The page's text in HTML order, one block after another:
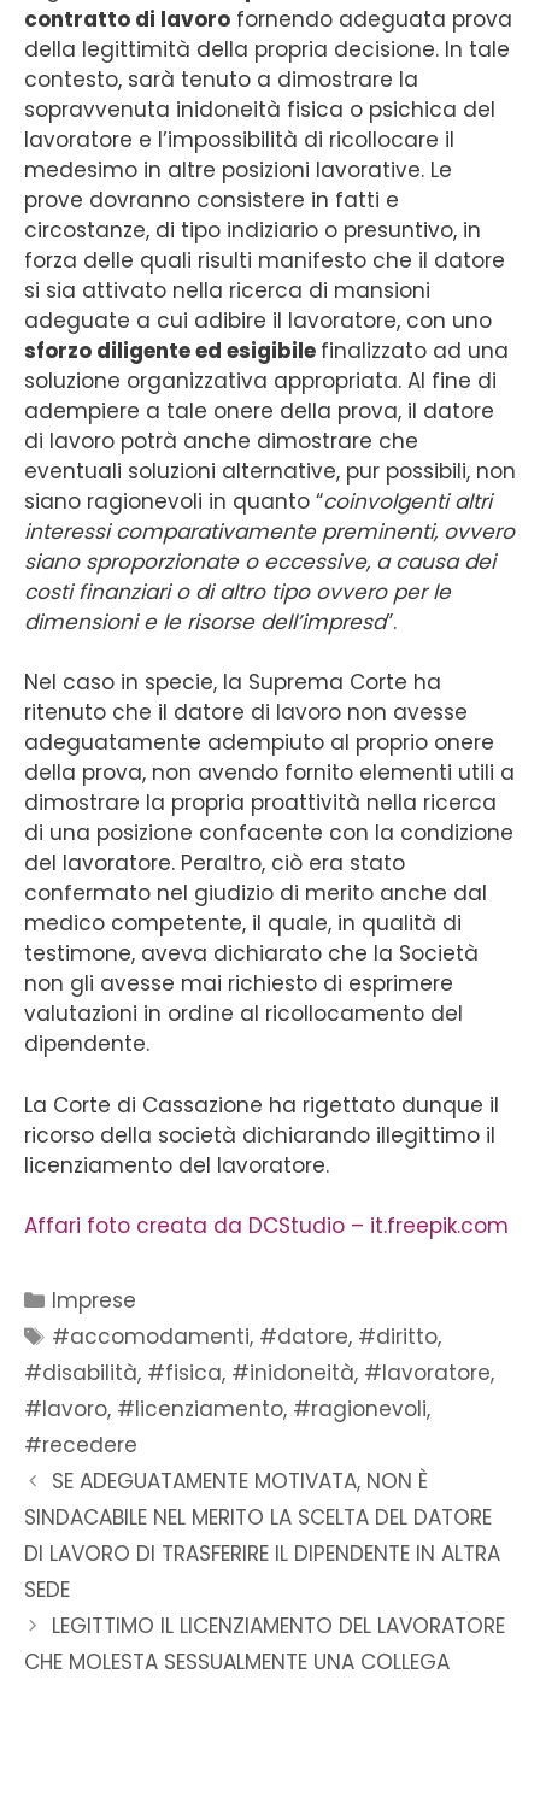
contratto di lavoro fornendo adeguata prova
della legittimità della propria decisione. In tale
contesto, sarà tenuto a dimostrare la
sopravvenuta inidoneità fisica o psichica del
lavoratore e l’impossibilità di ricollocare il
medesimo in altre posizioni lavorative. Le
prove dovranno consistere in fatti e
circostanze, di tipo indiziario o presuntivo, in
forza delle quali risulti manifesto che il datore
si sia attivato nella ricerca di mansioni
adeguate a cui adibire il lavoratore, con uno
sforzo diligente ed esigibile finalizzato ad una
soluzione organizzativa appropriata. Al fine di
adempiere a tale onere della prova, il datore
di lavoro potrà anche dimostrare che
eventuali soluzioni alternative, pur possibili, non
siano ragionevoli in quanto “coinvolgenti altri
interessi comparativamente preminenti, ovvero
siano sproporzionate o eccessive, a causa dei
costi finanziari o di altro tipo ovvero per le
dimensioni e le risorse dell’impresa”.
Nel caso in specie, la Suprema Corte ha
ritenuto che il datore di lavoro non avesse
adeguatamente adempiuto al proprio onere
della prova, non avendo fornito elementi utili a
dimostrare la propria proattività nella ricerca
di una posizione confacente con la condizione
del lavoratore. Peraltro, ciò era stato
confermato nel giudizio di merito anche dal
medico competente, il quale, in qualità di
testimone, aveva dichiarato che la Società
non gli avesse mai richiesto di esprimere
valutazioni in ordine al ricollocamento del
dipendente.
La Corte di Cassazione ha rigettato dunque il
ricorso della società dichiarando illegittimo il
licenziamento del lavoratore.
Affari foto creata da DCStudio – it.freepik.com
Imprese
#accomodamenti, #datore, #diritto,
#disabilità, #fisica, #inidoneità, #lavoratore,
#lavoro, #licenziamento, #ragionevoli,
#recedere
SE ADEGUATAMENTE MOTIVATA, NON È
SINDACABILE NEL MERITO LA SCELTA DEL DATORE
DI LAVORO DI TRASFERIRE IL DIPENDENTE IN ALTRA
SEDE
LEGITTIMO IL LICENZIAMENTO DEL LAVORATORE
CHE MOLESTA SESSUALMENTE UNA COLLEGA